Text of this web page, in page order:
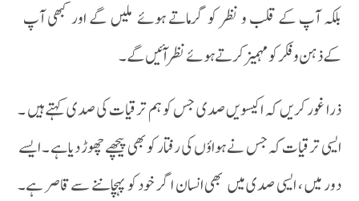
بلکہ آپ کے قلب و نظر کو گرماتے ہوئے ملیں گے اور کبھی آپ
کےذہن و فکر کو مہمیز کرتے ہوئے نظر آئیں گے ۔
ذرا غور کریں کہ اکیسویں صدی جس کو ہم ترقیات کی صدی کہتے ہیں ۔
ایسی ترقیات کہ جس نے ہواؤں کی رفتار کو بھی پیچھے چھوڑ دیا ہے ۔ ایسے
دور میں ، ایسی صدی میں بھی انسان اگر خود کو پہچاننے سے قاصر ہے۔